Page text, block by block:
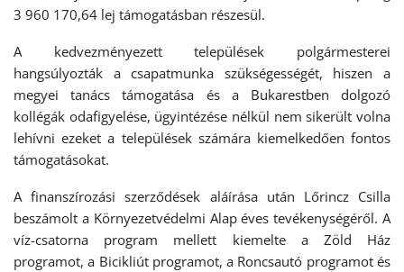
3 960 170,64 lej támogatásban részesül.
A kedvezményezett települések polgármesterei
hangsúlyozták a csapatmunka szükségességét, hiszen a
megyei tanács támogatása és a Bukarestben dolgozó
kollégák odafigyelése, ügyintézése nélkül nem sikerült volna
lehívni ezeket a települések számára kiemelkedően fontos
támogatásokat.
A finanszírozási szerződések aláírása után Lőrincz Csilla
beszámolt a Környezetvédelmi Alap éves tevékenységéről. A
víz-csatorna program mellett kiemelte a Zöld Ház
programot, a Bicikliút programot, a Roncsautó programot és